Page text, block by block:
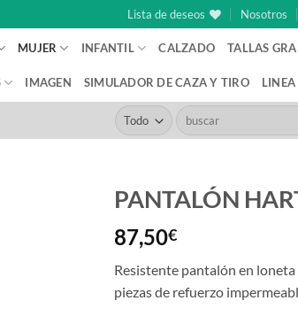
Lista de deseos Nosotros
MUJER INFANTIL CALZADO TALLAS
IMAGEN SIMULADOR DE CAZA Y TIRO LINEA
Buscar
por:
PANTALÓN
87,50€
Resistente pantalón en
piezas de refuerzo